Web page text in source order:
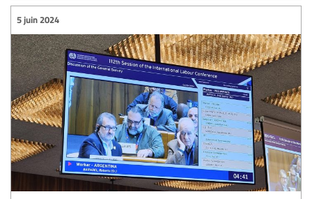
5 juin 2024